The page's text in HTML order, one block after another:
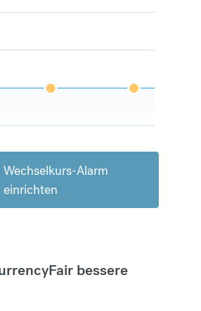
Wechselkurs-Alarm
einrichten
bessere